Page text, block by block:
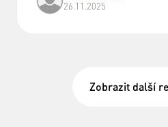
26.11.2025
Zobrazit další